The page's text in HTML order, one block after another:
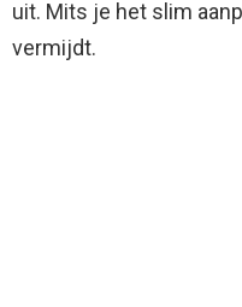
uit. Mits je het slim
vermijdt.